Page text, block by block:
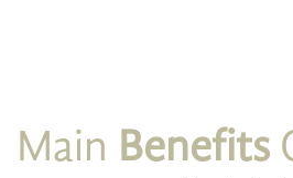
Main Benefits